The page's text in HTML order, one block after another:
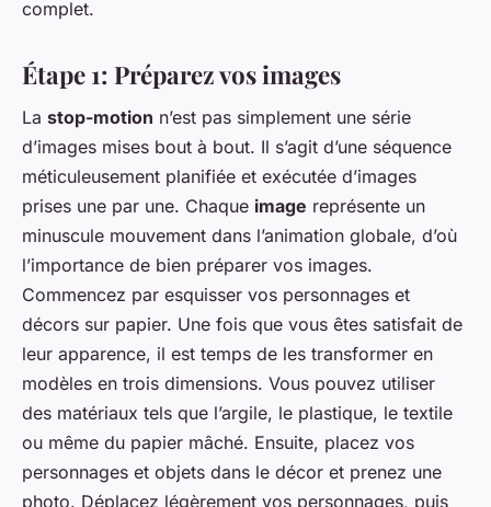
complet.
Étape 1: Préparez vos images
La stop-motion n’est pas simplement une série
d’images mises bout à bout. Il s’agit d’une séquence
méticuleusement planifiée et exécutée d’images
prises une par une. Chaque image représente un
minuscule mouvement dans l’animation globale, d’où
l’importance de bien préparer vos images.
Commencez par esquisser vos personnages et
décors sur papier. Une fois que vous êtes satisfait de
leur apparence, il est temps de les transformer en
modèles en trois dimensions. Vous pouvez utiliser
des matériaux tels que l’argile, le plastique, le textile
ou même du papier mâché. Ensuite, placez vos
personnages et objets dans le décor et prenez une
photo. Déplacez légèrement vos personnages, puis